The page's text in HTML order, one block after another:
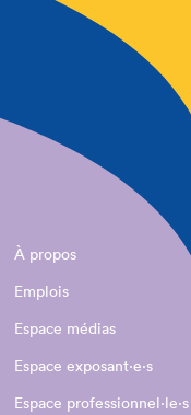
À propos
Emplois
Espace médias
Espace exposant·e⋅s
Espace professionnel·le⋅s